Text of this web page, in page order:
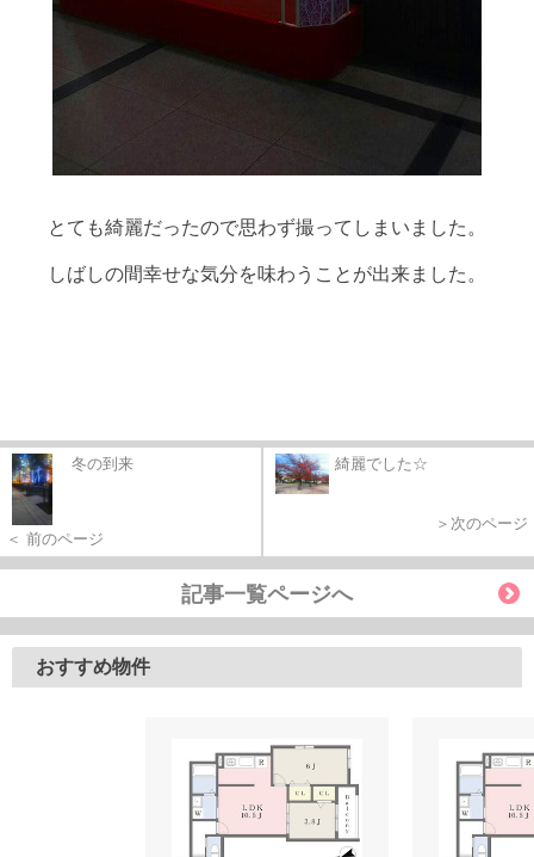
とても綺麗だったので思わず撮ってしまいました。
しばしの間幸せな気分を味わうことが出来ました。
冬の到来
＜ 前のページ
綺麗でした☆
＞次のページ
記事一覧ページへ
おすすめ物件